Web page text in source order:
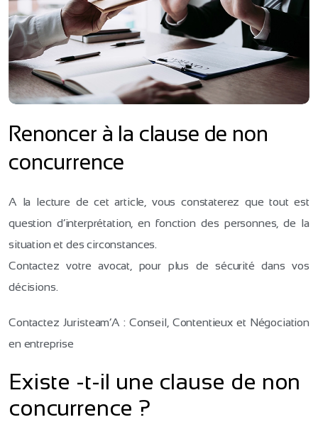
Renoncer à la clause de non
concurrence
A la lecture de cet article, vous constaterez que tout est
question d’interprétation, en fonction des personnes, de la
situation et des circonstances.
Contactez votre avocat, pour plus de sécurité dans vos
décisions.
Contactez Juristeam’A : Conseil, Contentieux et Négociation
en entreprise
Existe -t-il une clause de non
concurrence ?